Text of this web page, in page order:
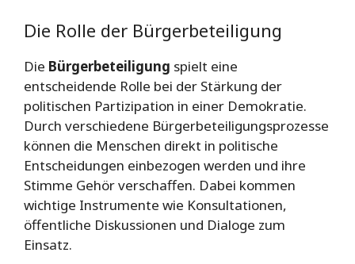
Die Rolle der Bürgerbeteiligung
Die Bürgerbeteiligung spielt eine
entscheidende Rolle bei der Stärkung der
politischen Partizipation in einer Demokratie.
Durch verschiedene Bürgerbeteiligungsprozesse
können die Menschen direkt in politische
Entscheidungen einbezogen werden und ihre
Stimme Gehör verschaffen. Dabei kommen
wichtige Instrumente wie Konsultationen,
öffentliche Diskussionen und Dialoge zum
Einsatz.